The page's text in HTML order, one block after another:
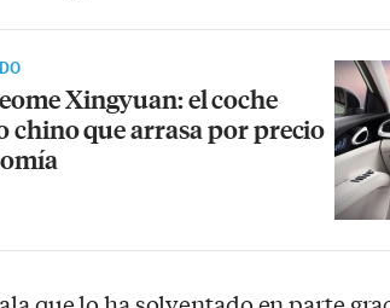
Xingyuan: el coche
chino que arrasa por precio